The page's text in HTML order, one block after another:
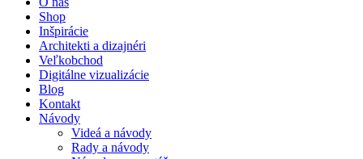
Shop
Inšpirácie
Architekti a dizajnéri
Veľkobchod
Digitálne vizualizácie
Blog
Kontakt
Návody
Videá a návody
Rady a návody